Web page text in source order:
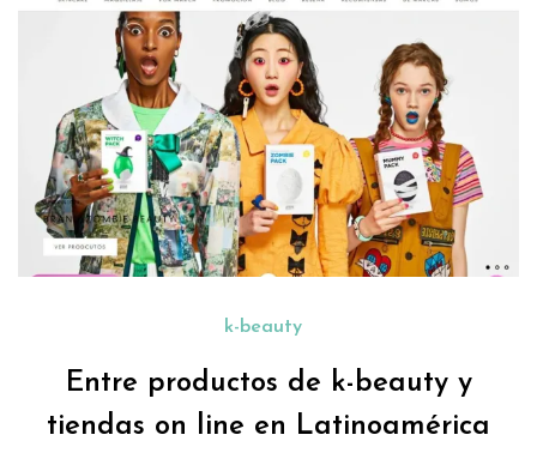
k-beauty
Entre productos de k-beauty y
tiendas on line en Latinoamérica